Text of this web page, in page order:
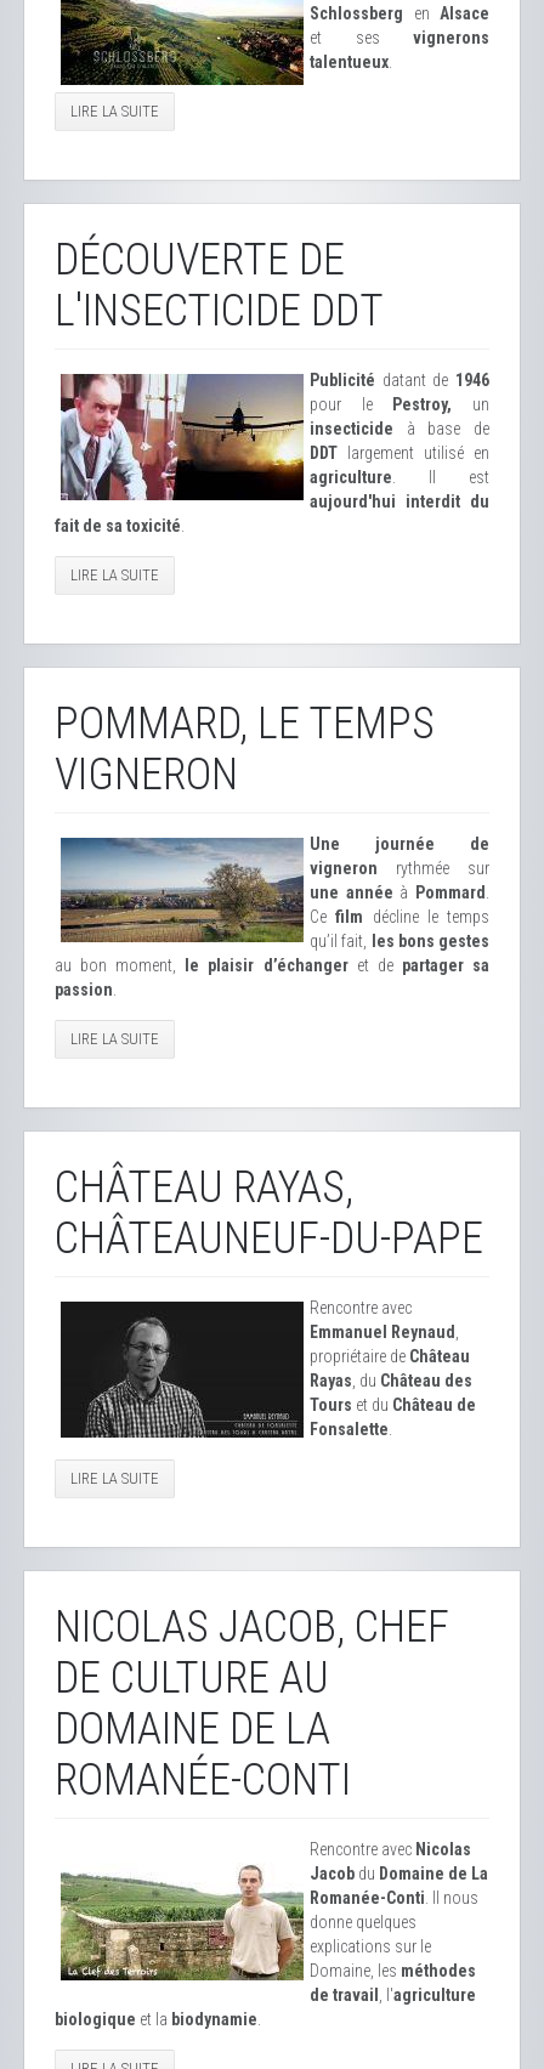
Schlossberg en Alsace
et ses vignerons
talentueux
LIRE LA SUITE
DÉCOUVERTE DE
L'INSECTICIDE DDT
Publicité datant de 1946
pour le
Pestroy, un
insecticide à base de
DDT largement utilisé en
agriculture . Il est
aujourd'hui interdit du
fait de sa toxicité
LIRE LA SUITE
POMMARD, LE TEMPS
VIGNERON
Une journée de
vigneron rythmée sur
une année à Pommard
Cefilm décline le temps
qu’il fait,
les bons gestes
au bon moment,
le plaisir d’échangeret de partager sa
passion
LIRE LA SUITE
CHÂTEAU RAYAS,
CHÂTEAUNEUF-DU-PAPE
Rencontre avec
Emmanuel Reynaud
propriétaire de Château
Rayas , du Château des
Tours et du Château de
Fonsalette
LIRE LA SUITE
NICOLAS JACOB, CHEF
DE CULTURE AU
DOMAINE DE LA
ROMANÉE-CONTI
Rencontre avec Nicolas
Jacob du Domaine de La
Romanée-Conti . Il nous
donne quelques
explications sur le
Domaine, les méthodes
de travail
, l'agriculture
biologique et la biodynamie